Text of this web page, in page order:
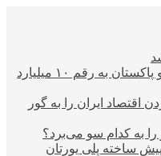
افزایش حجم تجارت بین ایران و پاکستان به رقم ۱۰ میلیارد
اقتصاد ایران را به گور
را به کدام سو می‌برد؟
پیش ساخته پلی یورتان